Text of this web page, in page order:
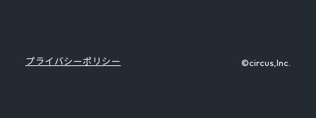
プライバシーポリシー ©circus,Inc.